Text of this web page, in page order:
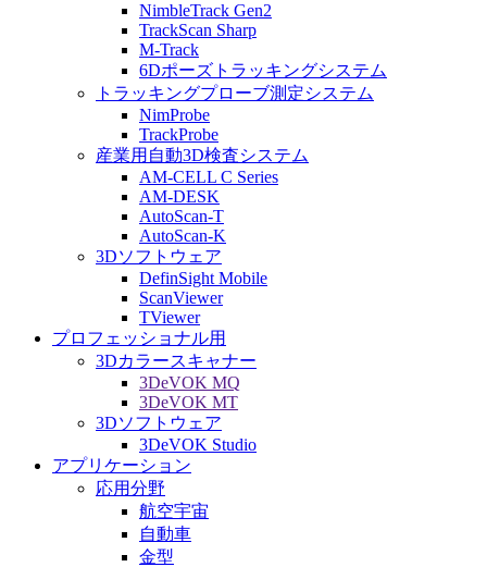
NimbleTrack Gen2
TrackScan Sharp
M-Track
6Dポーズトラッキングシステム
トラッキングプローブ測定システム
NimProbe
TrackProbe
産業用自動3D検査システム
AM-CELL C Series
AM-DESK
AutoScan-T
AutoScan-K
3Dソフトウェア
DefinSight Mobile
ScanViewer
TViewer
プロフェッショナル用
3Dカラースキャナー
3DeVOK MQ
3DeVOK MT
3Dソフトウェア
3DeVOK Studio
アプリケーション
応用分野
航空宇宙
自動車
金型